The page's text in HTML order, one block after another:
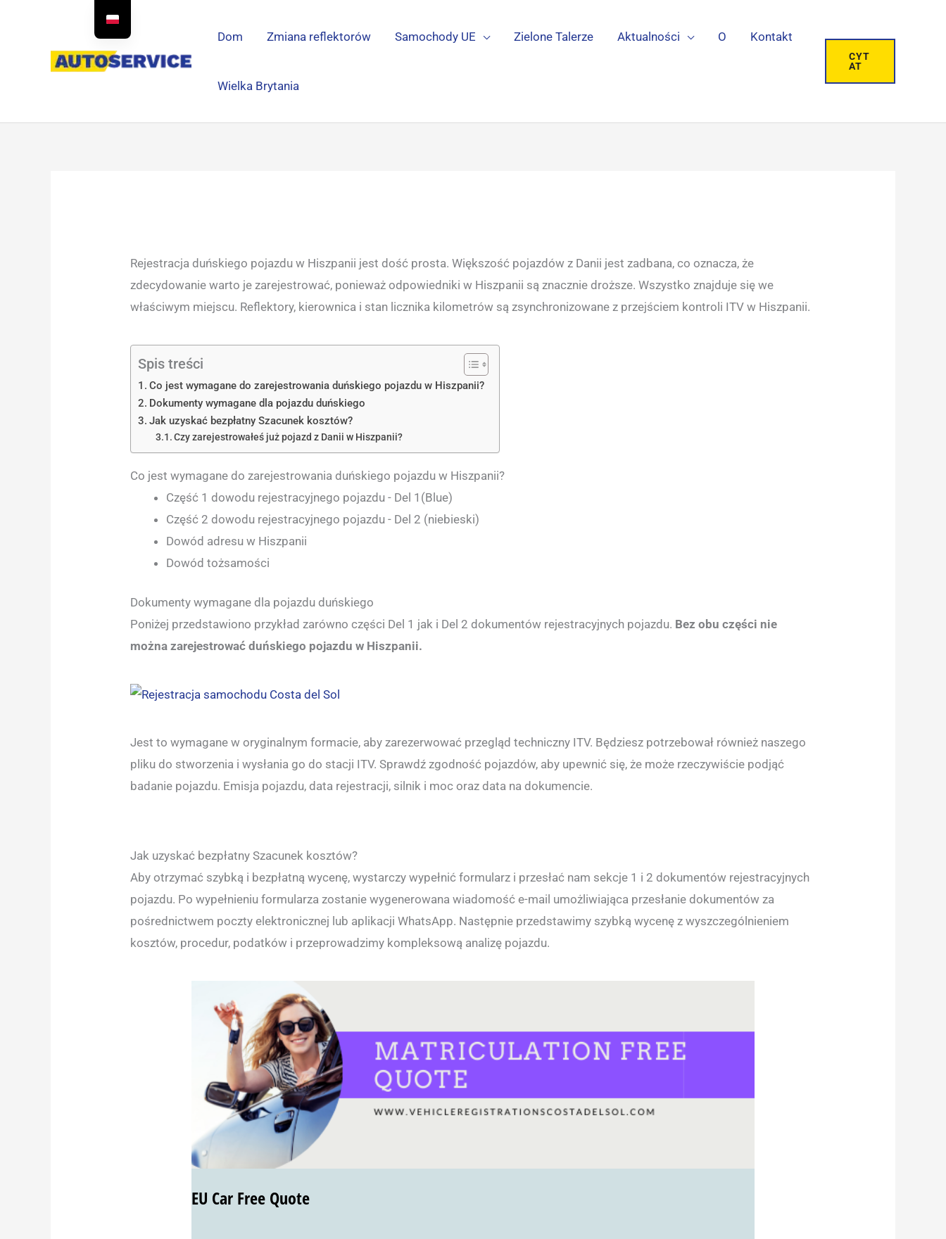
Dom Zmiana reflektorów Samochody UE Zielone Talerze Aktualności O Kontakt
Wielka Brytania
CYT
AT
Rejestracja duńskiego pojazdu w Hiszpanii jest dość prosta. Większość pojazdów z Danii jest zadbana, co oznacza, że
zdecydowanie warto je zarejestrować, ponieważ odpowiedniki w Hiszpanii są znacznie droższe. Wszystko znajduje się we
właściwym miejscu. Reflektory, kierownica i stan licznika kilometrów są zsynchronizowane z przejściem kontroli ITV w Hiszpanii.
Spis treści
Co jest wymagane do zarejestrowania duńskiego pojazdu w Hiszpanii?
Dokumenty wymagane dla pojazdu duńskiego
Jak uzyskać bezpłatny Szacunek kosztów?
Czy zarejestrowałeś już pojazd z Danii w Hiszpanii?
Co jest wymagane do zarejestrowania duńskiego pojazdu w Hiszpanii?
Część 1 dowodu rejestracyjnego pojazdu - Del 1(Blue)
Część 2 dowodu rejestracyjnego pojazdu - Del 2 (niebieski)
Dowód adresu w Hiszpanii
Dowód tożsamości
Dokumenty wymagane dla pojazdu duńskiego
Poniżej przedstawiono przykład zarówno części Del 1 jak i Del 2 dokumentów rejestracyjnych pojazdu. Bez obu części nie
można zarejestrować duńskiego pojazdu w Hiszpanii.
Jest to wymagane w oryginalnym formacie, aby zarezerwować przegląd techniczny ITV. Będziesz potrzebował również naszego
pliku do stworzenia i wysłania go do stacji ITV. Sprawdź zgodność pojazdów, aby upewnić się, że może rzeczywiście podjąć
badanie pojazdu. Emisja pojazdu, data rejestracji, silnik i moc oraz data na dokumencie.
Jak uzyskać bezpłatny Szacunek kosztów?
Aby otrzymać szybką i bezpłatną wycenę, wystarczy wypełnić formularz i przesłać nam sekcje 1 i 2 dokumentów rejestracyjnych
pojazdu. Po wypełnieniu formularza zostanie wygenerowana wiadomość e-mail umożliwiająca przesłanie dokumentów za
pośrednictwem poczty elektronicznej lub aplikacji WhatsApp. Następnie przedstawimy szybką wycenę z wyszczególnieniem
kosztów, procedur, podatków i przeprowadzimy kompleksową analizę pojazdu.